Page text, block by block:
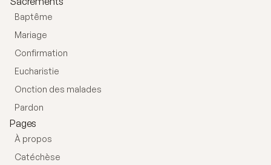
Baptême
Mariage
Confirmation
Eucharistie
Onction des malades
Pardon
Pages
À propos
Catéchèse